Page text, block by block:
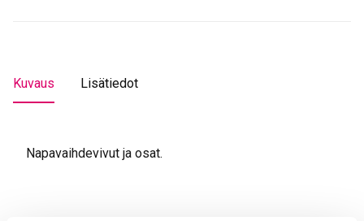
Kuvaus Lisätiedot
Napavaihdevivut ja osat.